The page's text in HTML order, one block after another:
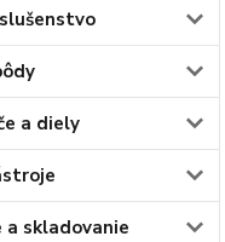
a diely
a skladovanie